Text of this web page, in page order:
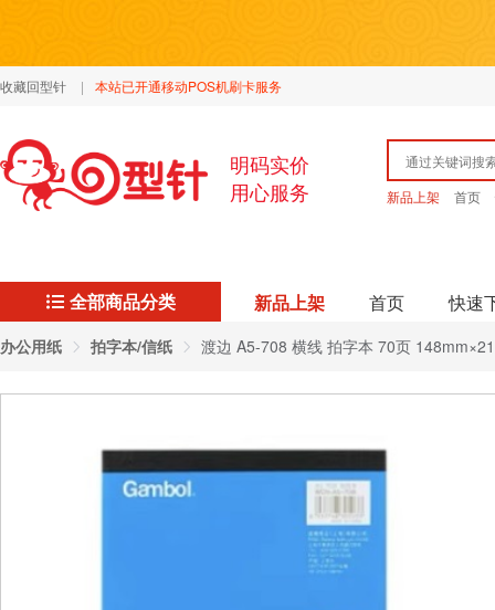
收藏回型针 | 本站已开通移动POS机刷卡服务
明码实价
用心服务
新品上架 首页
全部商品分类 新品上架 首页 快速
办公用纸 拍字本/信纸 渡边 A5-708 横线 拍字本 70页